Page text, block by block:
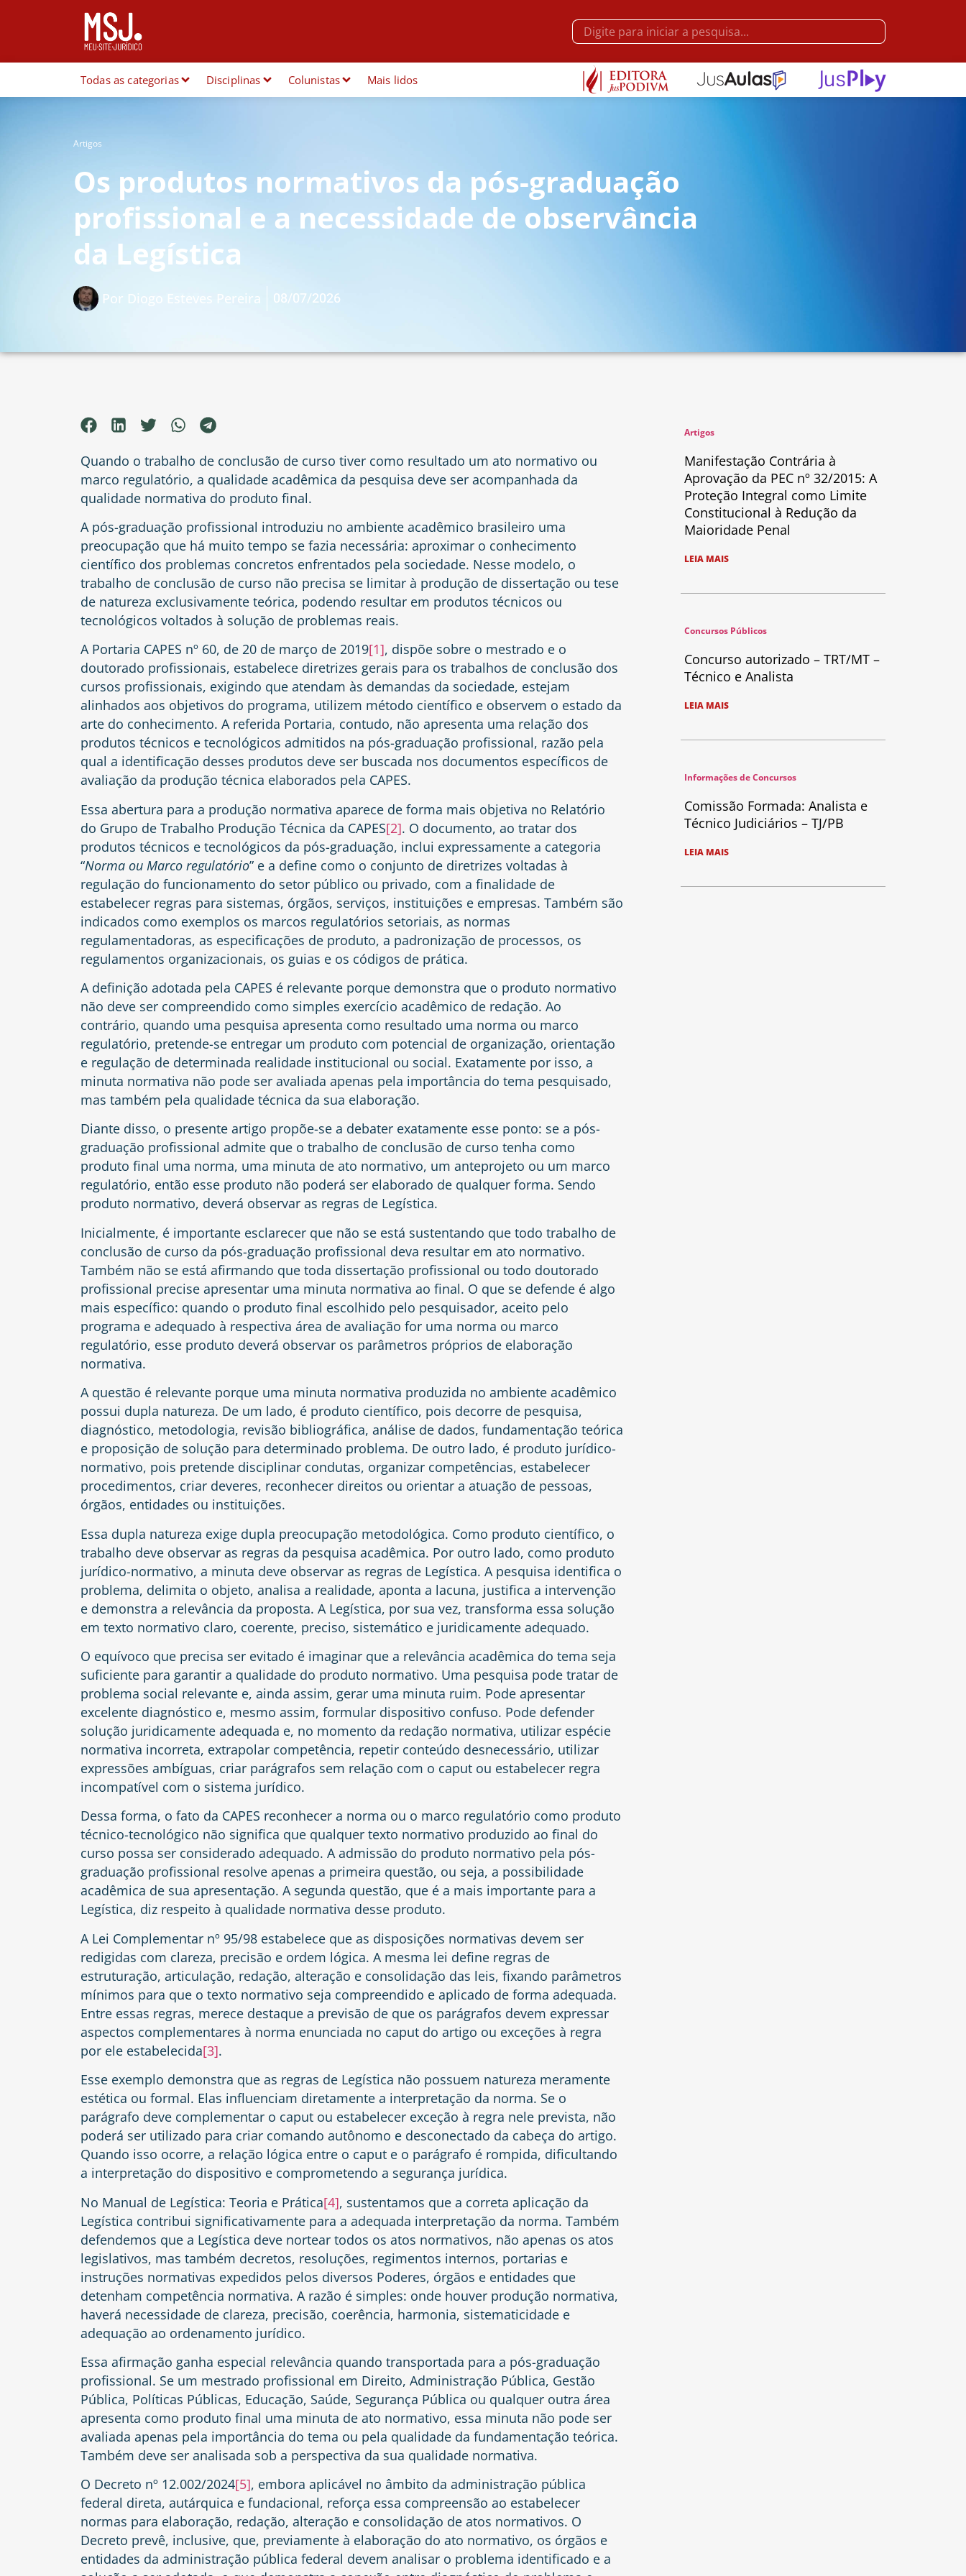
Todas as categorias Disciplinas Colunistas Mais lidos
Artigos
Os produtos normativos da pós-graduação
profissional e a necessidade de observância
da Legística
Por Diogo Esteves Pereira 08/07/2026
Quando o trabalho de conclusão de curso tiver como resultado um ato normativo ou
marco regulatório, a qualidade acadêmica da pesquisa deve ser acompanhada da
qualidade normativa do produto final.
A pós-graduação profissional introduziu no ambiente acadêmico brasileiro uma
preocupação que há muito tempo se fazia necessária: aproximar o conhecimento
científico dos problemas concretos enfrentados pela sociedade. Nesse modelo, o
trabalho de conclusão de curso não precisa se limitar à produção de dissertação ou tese
de natureza exclusivamente teórica, podendo resultar em produtos técnicos ou
tecnológicos voltados à solução de problemas reais.
A Portaria CAPES nº 60, de 20 de março de 2019[1], dispõe sobre o mestrado e o
doutorado profissionais, estabelece diretrizes gerais para os trabalhos de conclusão dos
cursos profissionais, exigindo que atendam às demandas da sociedade, estejam
alinhados aos objetivos do programa, utilizem método científico e observem o estado da
arte do conhecimento. A referida Portaria, contudo, não apresenta uma relação dos
produtos técnicos e tecnológicos admitidos na pós-graduação profissional, razão pela
qual a identificação desses produtos deve ser buscada nos documentos específicos de
avaliação da produção técnica elaborados pela CAPES.
Essa abertura para a produção normativa aparece de forma mais objetiva no Relatório
do Grupo de Trabalho Produção Técnica da CAPES[2]. O documento, ao tratar dos
produtos técnicos e tecnológicos da pós-graduação, inclui expressamente a categoria
“Norma ou Marco regulatório” e a define como o conjunto de diretrizes voltadas à
regulação do funcionamento do setor público ou privado, com a finalidade de
estabelecer regras para sistemas, órgãos, serviços, instituições e empresas. Também são
indicados como exemplos os marcos regulatórios setoriais, as normas
regulamentadoras, as especificações de produto, a padronização de processos, os
regulamentos organizacionais, os guias e os códigos de prática.
A definição adotada pela CAPES é relevante porque demonstra que o produto normativo
não deve ser compreendido como simples exercício acadêmico de redação. Ao
contrário, quando uma pesquisa apresenta como resultado uma norma ou marco
regulatório, pretende-se entregar um produto com potencial de organização, orientação
e regulação de determinada realidade institucional ou social. Exatamente por isso, a
minuta normativa não pode ser avaliada apenas pela importância do tema pesquisado,
mas também pela qualidade técnica da sua elaboração.
Diante disso, o presente artigo propõe-se a debater exatamente esse ponto: se a pós-
graduação profissional admite que o trabalho de conclusão de curso tenha como
produto final uma norma, uma minuta de ato normativo, um anteprojeto ou um marco
regulatório, então esse produto não poderá ser elaborado de qualquer forma. Sendo
produto normativo, deverá observar as regras de Legística.
Inicialmente, é importante esclarecer que não se está sustentando que todo trabalho de
conclusão de curso da pós-graduação profissional deva resultar em ato normativo.
Também não se está afirmando que toda dissertação profissional ou todo doutorado
profissional precise apresentar uma minuta normativa ao final. O que se defende é algo
mais específico: quando o produto final escolhido pelo pesquisador, aceito pelo
programa e adequado à respectiva área de avaliação for uma norma ou marco
regulatório, esse produto deverá observar os parâmetros próprios de elaboração
normativa.
A questão é relevante porque uma minuta normativa produzida no ambiente acadêmico
possui dupla natureza. De um lado, é produto científico, pois decorre de pesquisa,
diagnóstico, metodologia, revisão bibliográfica, análise de dados, fundamentação teórica
e proposição de solução para determinado problema. De outro lado, é produto jurídico-
normativo, pois pretende disciplinar condutas, organizar competências, estabelecer
procedimentos, criar deveres, reconhecer direitos ou orientar a atuação de pessoas,
órgãos, entidades ou instituições.
Essa dupla natureza exige dupla preocupação metodológica. Como produto científico, o
trabalho deve observar as regras da pesquisa acadêmica. Por outro lado, como produto
jurídico-normativo, a minuta deve observar as regras de Legística. A pesquisa identifica o
problema, delimita o objeto, analisa a realidade, aponta a lacuna, justifica a intervenção
e demonstra a relevância da proposta. A Legística, por sua vez, transforma essa solução
em texto normativo claro, coerente, preciso, sistemático e juridicamente adequado.
O equívoco que precisa ser evitado é imaginar que a relevância acadêmica do tema seja
suficiente para garantir a qualidade do produto normativo. Uma pesquisa pode tratar de
problema social relevante e, ainda assim, gerar uma minuta ruim. Pode apresentar
excelente diagnóstico e, mesmo assim, formular dispositivo confuso. Pode defender
solução juridicamente adequada e, no momento da redação normativa, utilizar espécie
normativa incorreta, extrapolar competência, repetir conteúdo desnecessário, utilizar
expressões ambíguas, criar parágrafos sem relação com o caput ou estabelecer regra
incompatível com o sistema jurídico.
Dessa forma, o fato da CAPES reconhecer a norma ou o marco regulatório como produto
técnico-tecnológico não significa que qualquer texto normativo produzido ao final do
curso possa ser considerado adequado. A admissão do produto normativo pela pós-
graduação profissional resolve apenas a primeira questão, ou seja, a possibilidade
acadêmica de sua apresentação. A segunda questão, que é a mais importante para a
Legística, diz respeito à qualidade normativa desse produto.
A Lei Complementar nº 95/98 estabelece que as disposições normativas devem ser
redigidas com clareza, precisão e ordem lógica. A mesma lei define regras de
estruturação, articulação, redação, alteração e consolidação das leis, fixando parâmetros
mínimos para que o texto normativo seja compreendido e aplicado de forma adequada.
Entre essas regras, merece destaque a previsão de que os parágrafos devem expressar
aspectos complementares à norma enunciada no caput do artigo ou exceções à regra
por ele estabelecida[3].
Esse exemplo demonstra que as regras de Legística não possuem natureza meramente
estética ou formal. Elas influenciam diretamente a interpretação da norma. Se o
parágrafo deve complementar o caput ou estabelecer exceção à regra nele prevista, não
poderá ser utilizado para criar comando autônomo e desconectado da cabeça do artigo.
Quando isso ocorre, a relação lógica entre o caput e o parágrafo é rompida, dificultando
a interpretação do dispositivo e comprometendo a segurança jurídica.
No Manual de Legística: Teoria e Prática[4], sustentamos que a correta aplicação da
Legística contribui significativamente para a adequada interpretação da norma. Também
defendemos que a Legística deve nortear todos os atos normativos, não apenas os atos
legislativos, mas também decretos, resoluções, regimentos internos, portarias e
instruções normativas expedidos pelos diversos Poderes, órgãos e entidades que
detenham competência normativa. A razão é simples: onde houver produção normativa,
haverá necessidade de clareza, precisão, coerência, harmonia, sistematicidade e
adequação ao ordenamento jurídico.
Essa afirmação ganha especial relevância quando transportada para a pós-graduação
profissional. Se um mestrado profissional em Direito, Administração Pública, Gestão
Pública, Políticas Públicas, Educação, Saúde, Segurança Pública ou qualquer outra área
apresenta como produto final uma minuta de ato normativo, essa minuta não pode ser
avaliada apenas pela importância do tema ou pela qualidade da fundamentação teórica.
Também deve ser analisada sob a perspectiva da sua qualidade normativa.
O Decreto nº 12.002/2024[5], embora aplicável no âmbito da administração pública
federal direta, autárquica e fundacional, reforça essa compreensão ao estabelecer
normas para elaboração, redação, alteração e consolidação de atos normativos. O
Decreto prevê, inclusive, que, previamente à elaboração do ato normativo, os órgãos e
entidades da administração pública federal devem analisar o problema identificado e a
Artigos
Manifestação Contrária à
Aprovação da PEC nº 32/2015: A
Proteção Integral como Limite
Constitucional à Redução da
Maioridade Penal
LEIA MAIS
Concursos Públicos
Concurso autorizado – TRT/MT –
Técnico e Analista
LEIA MAIS
Informações de Concursos
Comissão Formada: Analista e
Técnico Judiciários – TJ/PB
LEIA MAIS